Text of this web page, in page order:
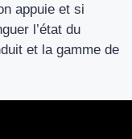
appuie et si
l’état du
et la gamme de